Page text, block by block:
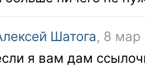
Шатога, 8 мар
я вам дам